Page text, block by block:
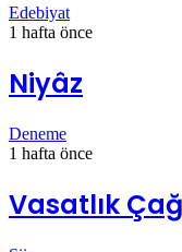
Edebiyat
1 hafta önce
Niyâz
Deneme
1 hafta önce
Vasatlık